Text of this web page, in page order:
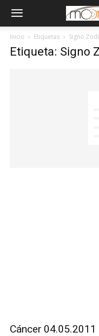
Inicio Etiquetas Signo
Etiqueta: Signo
Cáncer 04.05.2011